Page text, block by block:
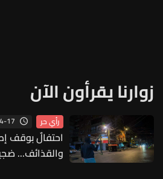
زوارنا يقرأون الآن
رأي حر 17
احتفالٌ بوقف
والقذائف...